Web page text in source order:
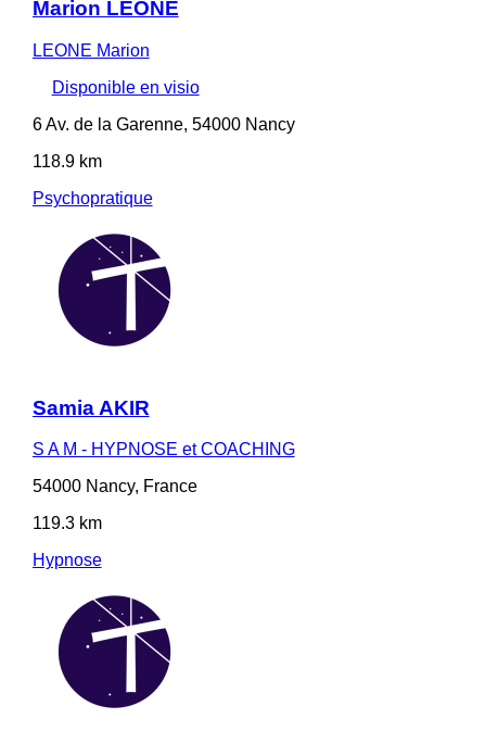
Marion LEONE
LEONE Marion
Disponible en visio
6 Av. de la Garenne, 54000 Nancy
118.9 km
Psychopratique
Samia AKIR
S A M - HYPNOSE et COACHING
54000 Nancy, France
119.3 km
Hypnose